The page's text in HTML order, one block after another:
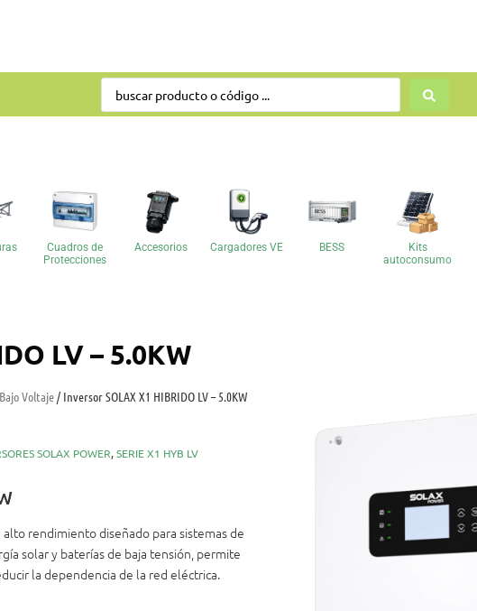
Cuadros de
Protecciones
Accesorios Cargadores VE BESS
Kits
autoconsumo
LV – 5.0KW
Voltaje/ Inversor SOLAX X1 HIBRIDO LV – 5.0KW
SOLAX POWER,SERIE X1 HYB LV
rendimiento diseñado para sistemas de
solar y baterías de baja tensión, permite
la dependencia de la red eléctrica.